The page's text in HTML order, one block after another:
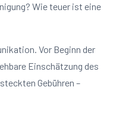
Wie teuer ist eine
Vor Beginn der
Einschätzung des
Gebühren –